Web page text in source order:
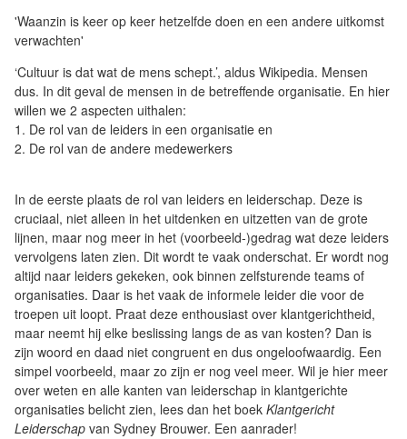
'Waanzin is keer op keer hetzelfde doen en een andere uitkomst
verwachten'
‘Cultuur is dat wat de mens schept.’, aldus Wikipedia. Mensen
dus. In dit geval de mensen in de betreffende organisatie. En hier
willen we 2 aspecten uithalen:
1. De rol van de leiders in een organisatie en
2. De rol van de andere medewerkers
In de eerste plaats de rol van leiders en leiderschap. Deze is
cruciaal, niet alleen in het uitdenken en uitzetten van de grote
lijnen, maar nog meer in het (voorbeeld-)gedrag wat deze leiders
vervolgens laten zien. Dit wordt te vaak onderschat. Er wordt nog
altijd naar leiders gekeken, ook binnen zelfsturende teams of
organisaties. Daar is het vaak de informele leider die voor de
troepen uit loopt. Praat deze enthousiast over klantgerichtheid,
maar neemt hij elke beslissing langs de as van kosten? Dan is
zijn woord en daad niet congruent en dus ongeloofwaardig. Een
simpel voorbeeld, maar zo zijn er nog veel meer. Wil je hier meer
over weten en alle kanten van leiderschap in klantgerichte
organisaties belicht zien, lees dan het boek Klantgericht
Leiderschap van Sydney Brouwer. Een aanrader!